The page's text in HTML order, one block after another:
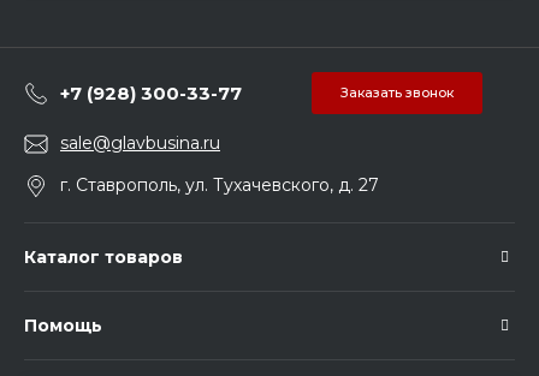
+7 (928) 300-33-77 Заказать звонок
sale@glavbusina.ru
г. Ставрополь, ул. Тухачевского, д. 27
Каталог товаров
Помощь